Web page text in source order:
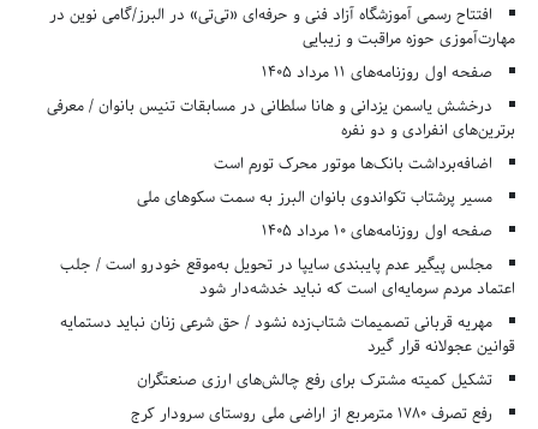
افتتاح رسمی آموزشگاه آزاد فنی و حرفه‌ای «تی‌تی» در البرز/گامی نوین در
مهارت‌آموزی حوزه مراقبت و زیبایی
صفحه اول روزنامه‌های 11 مرداد 1405
درخشش یاسمن یزدانی و هانا سلطانی در مسابقات تنیس بانوان / معرفی
برترین‌های انفرادی و دو نفره
اضافه‌برداشت بانک‌ها موتور محرک تورم است
مسیر پرشتاب تکواندوی بانوان البرز به سمت سکوهای ملی
صفحه اول روزنامه‌های 10 مرداد 1405
مجلس پیگیر عدم پایبندی سایپا در تحویل به‌موقع خودرو است / جلب
اعتماد مردم سرمایه‌ای است که نباید خدشه‌دار شود
مهریه قربانی تصمیمات شتاب‌زده نشود / حق شرعی زنان نباید دستمایه
قوانین عجولانه قرار گیرد
تشکیل کمیته مشترک برای رفع چالش‌های ارزی صنعتگران
رفع تصرف ۱۷۸۰ مترمربع از اراضی ملی روستای سرودار کرج